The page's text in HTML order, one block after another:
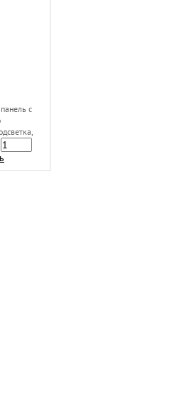
с
схема